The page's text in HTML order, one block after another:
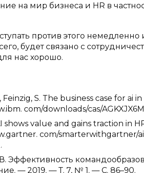
на мир бизнеса и HR в
против этого
будет связано с
нас хорошо.
Feinzig, S. The business case for
com/downloads/cas/
shows value and gains traction in
com/smarterwithgartner/
Эффективность
— 2019. — Т. 7, № 1. — С. 86–90.